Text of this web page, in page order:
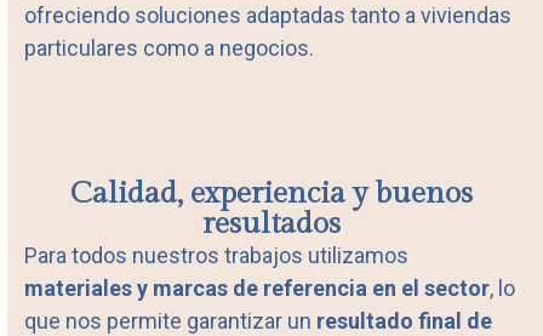
ofreciendo soluciones adaptadas tanto a viviendas
particulares como a negocios.
Calidad, experiencia y buenos
resultados
Para todos nuestros trabajos utilizamos
materiales y marcas de referencia en el sector, lo
que nos permite garantizar un resultado final de